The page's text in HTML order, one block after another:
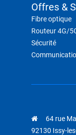
Offres &
Fibre optique
Routeur 4G/
Sécurité
64 rue
92130 Issy-